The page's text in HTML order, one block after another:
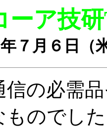
ーア技
７月６日（
の必需
のでし